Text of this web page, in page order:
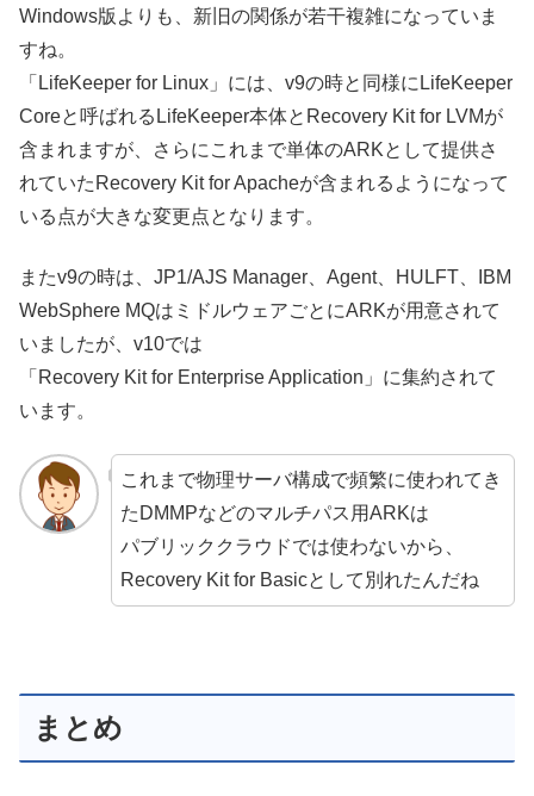
Windows版よりも、新旧の関係が若干複雑になっていま
すね。
「LifeKeeper for Linux」には、v9の時と同様にLifeKeeper
Coreと呼ばれるLifeKeeper本体とRecovery Kit for LVMが
含まれますが、さらにこれまで単体のARKとして提供さ
れていたRecovery Kit for Apacheが含まれるようになって
いる点が大きな変更点となります。
またv9の時は、JP1/AJS Manager、Agent、HULFT、IBM
WebSphere MQはミドルウェアごとにARKが用意されて
いましたが、v10では
「Recovery Kit for Enterprise Application」に集約されて
います。
これまで物理サーバ構成で頻繁に使われてき
たDMMPなどのマルチパス用ARKは
パブリッククラウドでは使わないから、
Recovery Kit for Basicとして別れたんだね
まとめ